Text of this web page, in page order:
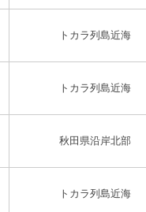
トカラ列島近海
トカラ列島近海
秋田県沿岸北部
トカラ列島近海